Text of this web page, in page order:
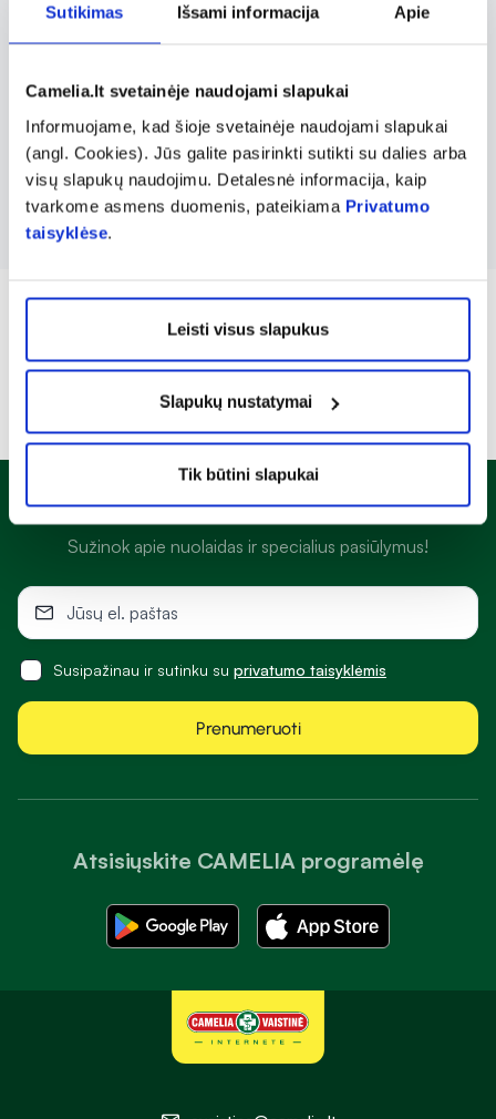
Sutikimas Išsami informacija Apie
Camelia.lt svetainėje naudojami slapukai
Informuojame, kad šioje svetainėje naudojami slapukai
(angl. Cookies). Jūs galite pasirinkti sutikti su dalies arba
visų slapukų naudojimu. Detalesnė informacija, kaip
tvarkome asmens duomenis, pateikiama Privatumo
taisyklėse.
Leisti visus slapukus
Slapukų nustatymai
Tik būtini slapukai
priklauso vadinamųjų nesteroidinių vaistų
nuo uždegimo grupei, kurį būtina vartoti
tiksliai, kaip aprašyta informaciniame lapelyje,
arba kaip nurodė gydytojas ar vaistininkas.
Nereceptinis vaistas skirtas vartoti tik
suaugusiems.
Atsisiųskite CAMELIA programėlę
Naujienlaiškis
Sužinok apie nuolaidas ir specialius pasiūlymus!
Susipažinau ir sutinku su privatumo taisyklėmis
Prenumeruoti